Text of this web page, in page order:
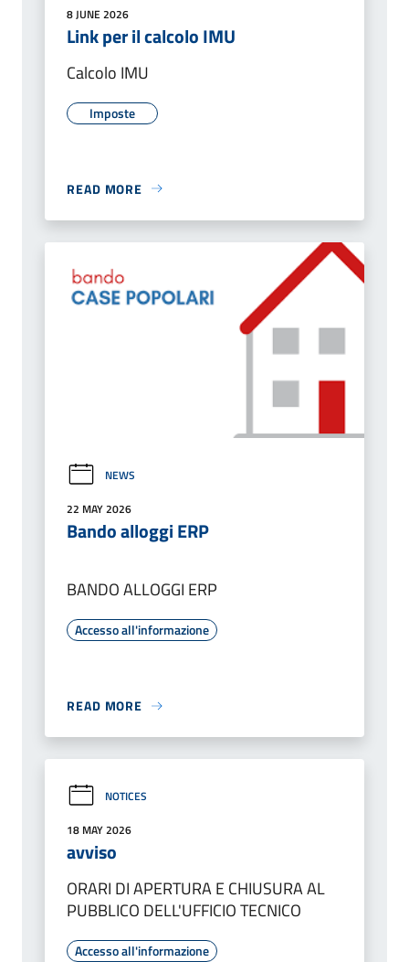
8 JUNE 2026
Link per il calcolo IMU
Calcolo IMU
Imposte
READ MORE
NEWS
22 MAY 2026
Bando alloggi ERP
BANDO ALLOGGI ERP
Accesso all'informazione
READ MORE
NOTICES
18 MAY 2026
avviso
ORARI DI APERTURA E CHIUSURA AL
PUBBLICO DELL'UFFICIO TECNICO
Accesso all'informazione